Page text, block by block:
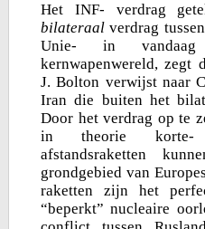
Het INF- verdrag
bilateraalverdrag
Unie- in
kernwapenwereld, zegt
J. Bolton verwijst naar
Iran die buiten het
Door het verdrag op te
in theorie korte-
afstandsraketten
grondgebied van
raketten zijn het
“beperkt” nucleaire